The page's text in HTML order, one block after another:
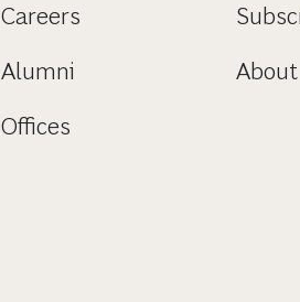
Careers
Alumni
Offices
About